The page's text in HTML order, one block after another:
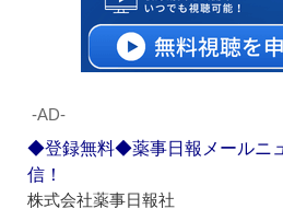
‐AD‐
◆登録無料◆薬事日報メールニ
信！
株式会社薬事日報社